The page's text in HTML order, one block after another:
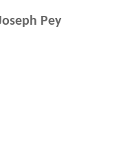
Pey